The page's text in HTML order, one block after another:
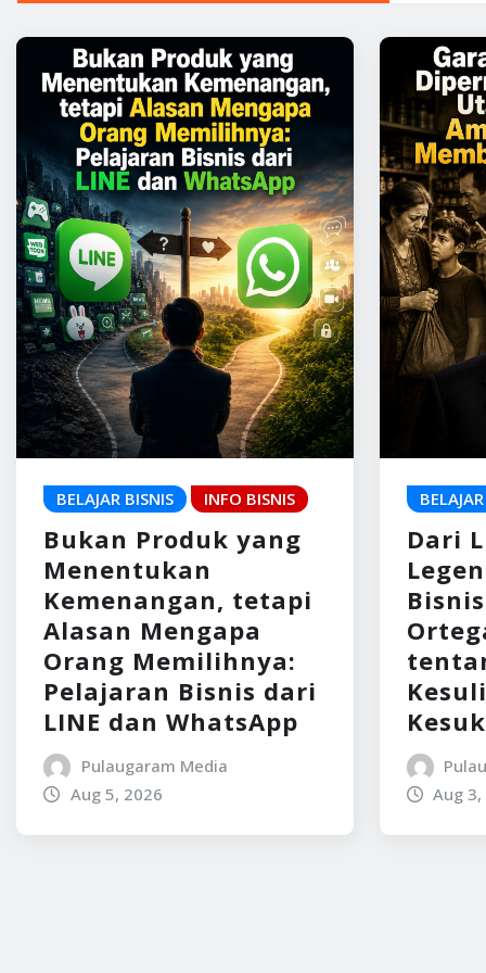
BELAJAR BISNIS INFO BISNIS
Bukan Produk yang
Menentukan
Kemenangan, tetapi
Alasan Mengapa
Orang Memilihnya:
Pelajaran Bisnis dari
LINE dan WhatsApp
Pulaugaram Media
Aug 5, 2026
Dari
Aug